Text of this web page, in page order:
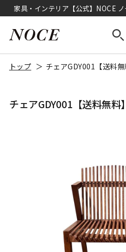
家具・インテリア【公式】NOCE
トップ チェアGDY001【送料
チェアGDY001【送料無料